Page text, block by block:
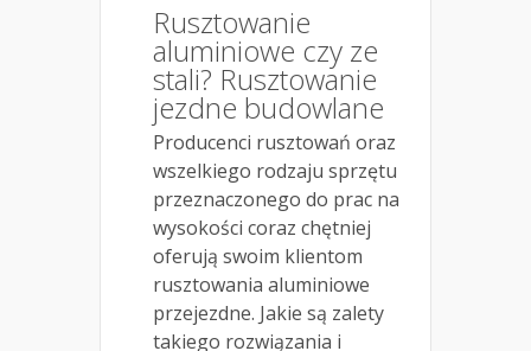
Rusztowanie
aluminiowe czy ze
stali? Rusztowanie
jezdne budowlane
Producenci rusztowań oraz
wszelkiego rodzaju sprzętu
przeznaczonego do prac na
wysokości coraz chętniej
oferują swoim klientom
rusztowania aluminiowe
przejezdne. Jakie są zalety
takiego rozwiązania i